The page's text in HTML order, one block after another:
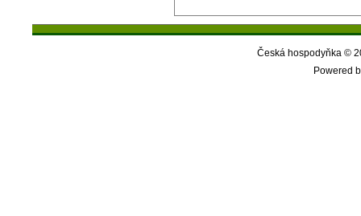
Česká hospodyňka ©
Powered